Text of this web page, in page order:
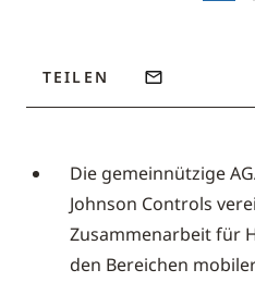
TEILEN
Die gemeinnützige
Johnson Controls
Zusammenarbeit für
den Bereichen